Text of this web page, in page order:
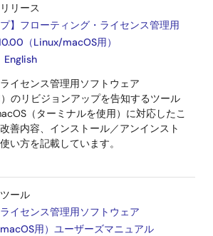
リース
プ】フローティング・ライセンス管理用
（Linux/macOS用）
English
イセンス管理用ソフトウェア
）のリビジョンアップを告知するツール
（ターミナルを使用）に対応したこ
善内容、インストール／アンインスト
い方を記載しています。
ール
イセンス管理用ソフトウェア
用）ユーザーズマニュアル